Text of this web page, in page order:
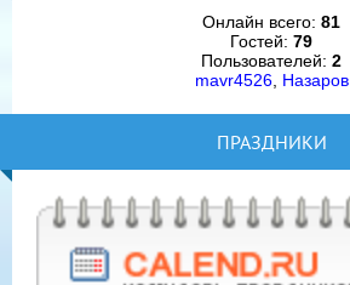
Онлайн всего: 81
Гостей: 79
Пользователей: 2
mavr4526, Назаров
ПРАЗДНИКИ